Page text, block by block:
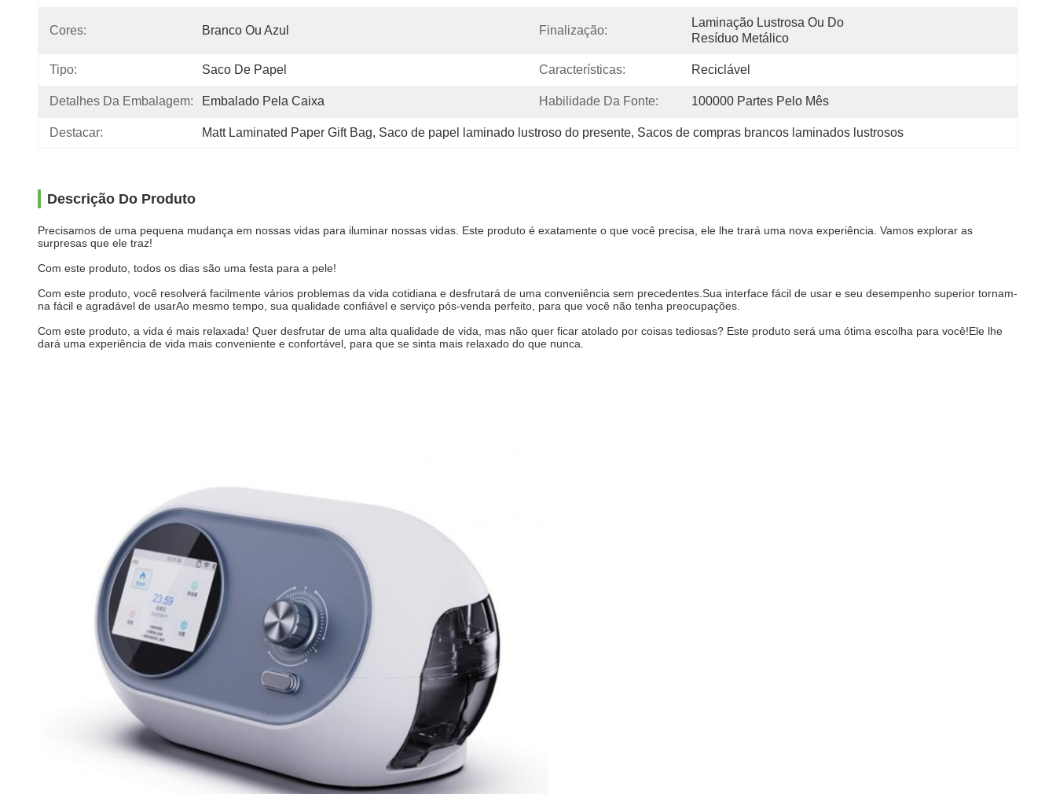
Cores: Branco Ou Azul Finalização:
Laminação Lustrosa Ou Do
Resíduo Metálico
Tipo: Saco De Papel Características: Reciclável
Detalhes Da Embalagem: Embalado Pela Caixa Habilidade Da Fonte: 100000 Partes Pelo Mês
Destacar: Matt Laminated Paper Gift Bag, Saco de papel laminado lustroso do presente, Sacos de compras brancos laminados lustrosos
Descrição Do Produto
Precisamos de uma pequena mudança em nossas vidas para iluminar nossas vidas. Este produto é exatamente o que você precisa, ele lhe trará uma nova experiência. Vamos explorar as
surpresas que ele traz!
Com este produto, todos os dias são uma festa para a pele!
Com este produto, você resolverá facilmente vários problemas da vida cotidiana e desfrutará de uma conveniência sem precedentes.Sua interface fácil de usar e seu desempenho superior tornam-
na fácil e agradável de usarAo mesmo tempo, sua qualidade confiável e serviço pós-venda perfeito, para que você não tenha preocupações.
Com este produto, a vida é mais relaxada! Quer desfrutar de uma alta qualidade de vida, mas não quer ficar atolado por coisas tediosas? Este produto será uma ótima escolha para você!Ele lhe
dará uma experiência de vida mais conveniente e confortável, para que se sinta mais relaxado do que nunca.